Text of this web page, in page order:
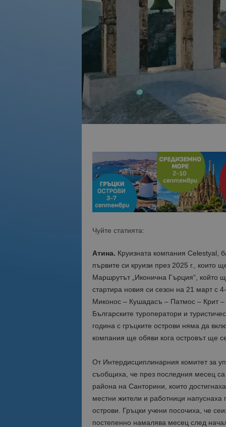
Чуйте статията:
Атина. Круизната компания Celestyal,
първите си круизи през 2025 г., които
Маршрутът „Иконична Гърция“, който
стартира новия си сезон на 21 март с
Миконос – Кушадасъ – Патмос – Крит
Българските туроператори и
година с гръцките острови няма да
компания ще обяви кога островът ще
От Интердисциплинарния комитет за
съобщиха, че през последния месец
района на Санторини, които
местни жители и работници напуснаха
острови. Гръцки учени посочиха, че
постепенно намалява месец след